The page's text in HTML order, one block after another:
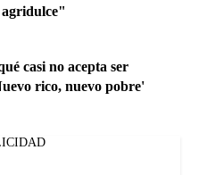
casi no acepta ser
rico, nuevo pobre'